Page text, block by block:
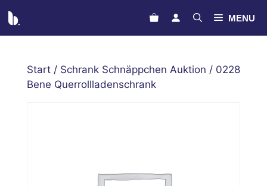
Inhalt
springen
MENU
Start / Schrank Schnäppchen Auktion / 0228
Bene Querrollladenschrank